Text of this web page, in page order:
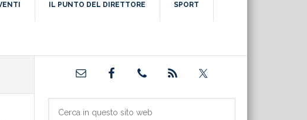
IL PUNTO DEL DIRETTORE SPORT
Barra
primaria